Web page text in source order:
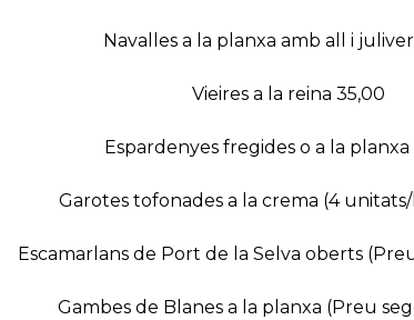
Navalles a la planxa amb all i
Vieires a la reina 35,00
Espardenyes fregides o a la planxa
Garotes tofonades a la crema (4 unitats/
Escamarlans de Port de la Selva oberts
Gambes de Blanes a la planxa (Preu